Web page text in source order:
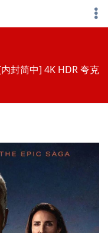
封简中] 4K HDR 夸克